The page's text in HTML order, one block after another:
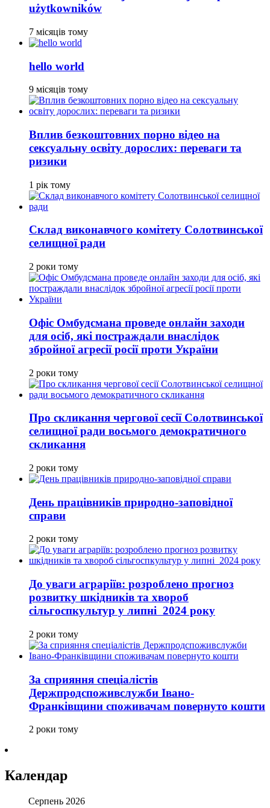
użytkowników
7 місяців тому
hello world
9 місяців тому
Вплив безкоштовних порно відео на
сексуальну освіту дорослих: переваги та
ризики
1 рік тому
Склад виконавчого комітету Солотвинської
селищної ради
2 роки тому
Офіс Омбудсмана проведе онлайн заходи
для осіб, які постраждали внаслідок
збройної агресії росії проти України
2 роки тому
Про скликання чергової сесії Солотвинської
селищної ради восьмого демократичного
скликання
2 роки тому
День працівників природно-заповідної
справи
2 роки тому
До уваги аграріїв: розроблено прогноз
розвитку шкідників та хвороб
сільгоспкультур у липні 2024 року
2 роки тому
За сприяння спеціалістів
Держпродспоживслужби Івано-
Франківщини споживачам повернуто кошти
2 роки тому
Календар
Серпень 2026